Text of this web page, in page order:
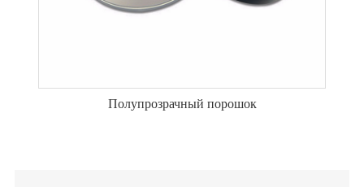
Полупрозрачный порошок